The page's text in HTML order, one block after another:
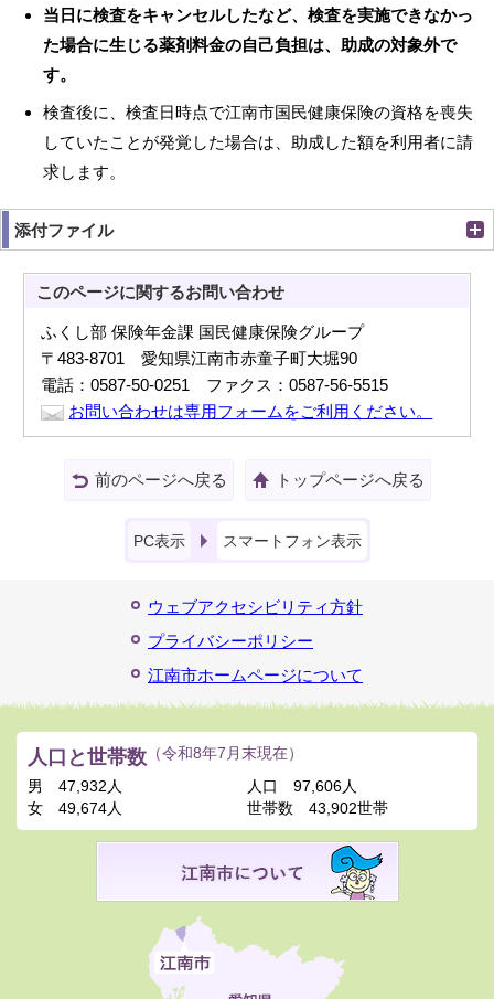
当日に検査をキャンセルしたなど、検査を実施できなかっ
た場合に生じる薬剤料金の自己負担は、助成の対象外で
す。
検査後に、検査日時点で江南市国民健康保険の資格を喪失
していたことが発覚した場合は、助成した額を利用者に請
求します。
添付ファイル
このページに関するお問い合わせ
ふくし部 保険年金課 国民健康保険グループ
〒483-8701 愛知県江南市赤童子町大堀90
電話：0587-50-0251 ファクス：0587-56-5515
お問い合わせは専用フォームをご利用ください。
前のページへ戻る トップページへ戻る
PC表示 スマートフォン表示
ウェブアクセシビリティ方針
プライバシーポリシー
江南市ホームページについて
人口と世帯数 （令和8年7月末現在）
男
47,932人
女
49,674人
人口
97,606人
世帯数
43,902世帯